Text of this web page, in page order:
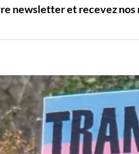
newsletter et recevez nos